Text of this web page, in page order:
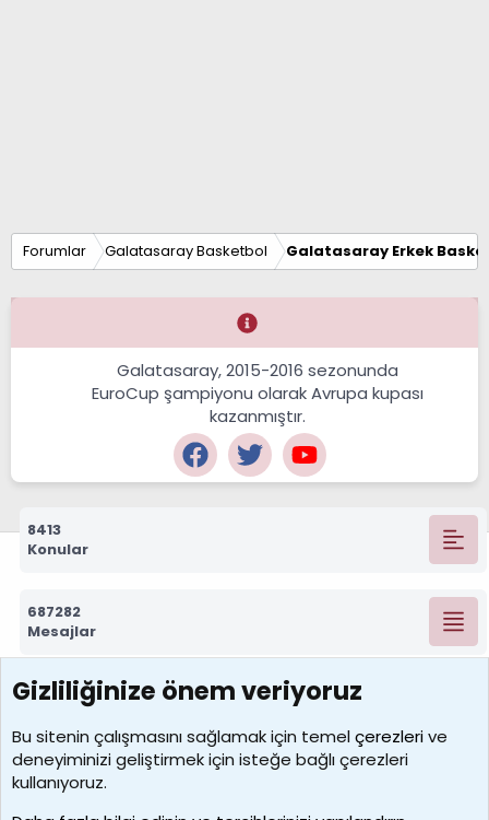
Forumlar Galatasaray Basketbol Galatasaray Erkek
Galatasaray, 2015-2016 sezonunda
EuroCup şampiyonu olarak Avrupa kupası
kazanmıştır.
8413
Konular
687282
Mesajlar
7389
Kullanıcılar
idriskaancelik
Son üye
Gizliliğinize önem veriyoruz
Bu sitenin çalışmasını sağlamak için temelçerezlerive
deneyiminizi geliştirmek için isteğe bağlı çerezleri
kullanıyoruz.